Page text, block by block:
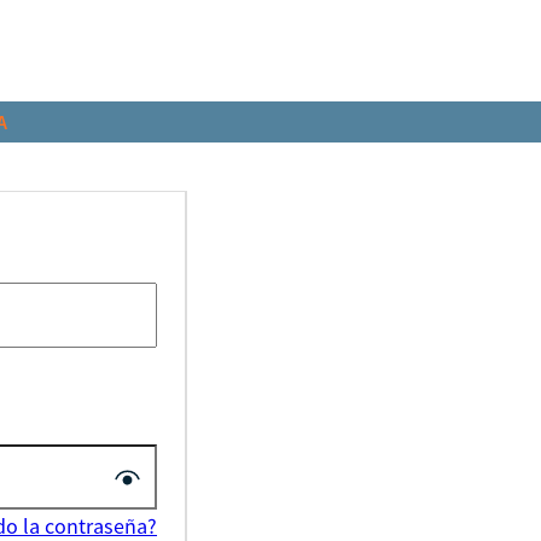
la contraseña?